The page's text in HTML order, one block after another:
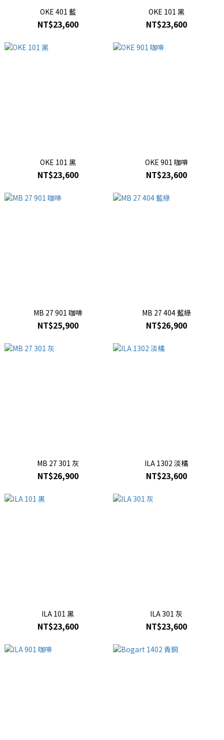
OKE 401 藍
NT$23,600
OKE 101 黑
NT$23,600
OKE 101 黑
NT$23,600
OKE 901 咖啡
NT$23,600
MB 27 901 咖啡
NT$25,900
MB 27 404 藍綠
NT$26,900
MB 27 301 灰
NT$26,900
ILA 1302 淡橘
NT$23,600
ILA 101 黑
NT$23,600
ILA 301 灰
NT$23,600